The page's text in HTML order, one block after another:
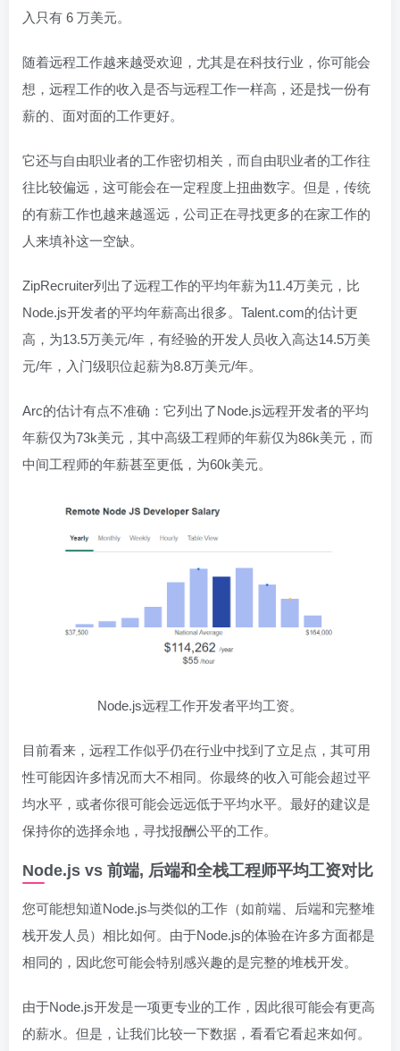
入只有 6 万美元。
随着远程工作越来越受欢迎，尤其是在科技行业，你可能会
想，远程工作的收入是否与远程工作一样高，还是找一份有
薪的、面对面的工作更好。
它还与自由职业者的工作密切相关，而自由职业者的工作往
往比较偏远，这可能会在一定程度上扭曲数字。但是，传统
的有薪工作也越来越遥远，公司正在寻找更多的在家工作的
人来填补这一空缺。
ZipRecruiter列出了远程工作的平均年薪为11.4万美元，比
Node.js开发者的平均年薪高出很多。Talent.com的估计更
高，为13.5万美元/年，有经验的开发人员收入高达14.5万美
元/年，入门级职位起薪为8.8万美元/年。
Arc的估计有点不准确：它列出了Node.js远程开发者的平均
年薪仅为73k美元，其中高级工程师的年薪仅为86k美元，而
中间工程师的年薪甚至更低，为60k美元。
Node.js远程工作开发者平均工资。
目前看来，远程工作似乎仍在行业中找到了立足点，其可用
性可能因许多情况而大不相同。你最终的收入可能会超过平
均水平，或者你很可能会远远低于平均水平。最好的建议是
保持你的选择余地，寻找报酬公平的工作。
Node.js vs 前端, 后端和全栈工程师平均工资对比
您可能想知道Node.js与类似的工作（如前端、后端和完整堆
栈开发人员）相比如何。由于Node.js的体验在许多方面都是
相同的，因此您可能会特别感兴趣的是完整的堆栈开发。
由于Node.js开发是一项更专业的工作，因此很可能会有更高
的薪水。但是，让我们比较一下数据，看看它看起来如何。